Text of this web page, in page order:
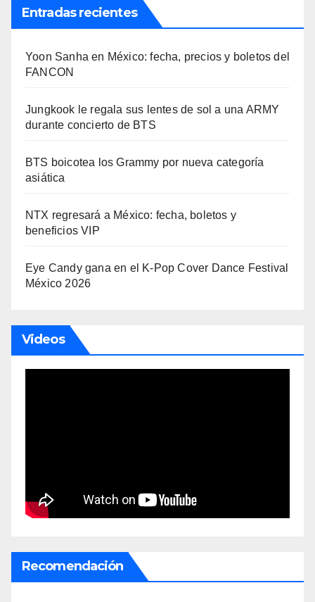
Entradas recientes
Yoon Sanha en México: fecha, precios y boletos del
FANCON
Jungkook le regala sus lentes de sol a una ARMY
durante concierto de BTS
BTS boicotea los Grammy por nueva categoría
asiática
NTX regresará a México: fecha, boletos y
beneficios VIP
Eye Candy gana en el K-Pop Cover Dance Festival
México 2026
Videos
Recomendación